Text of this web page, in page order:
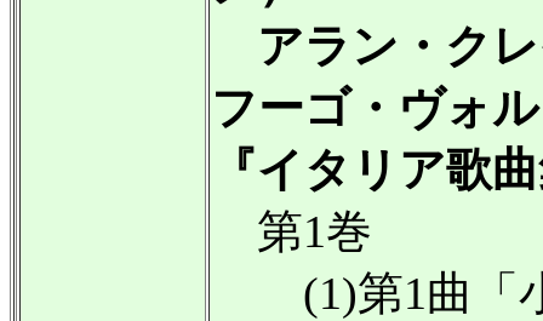
アラン・クレ
フーゴ・ヴォ
『イタリア歌
第1巻
(1)第1曲「